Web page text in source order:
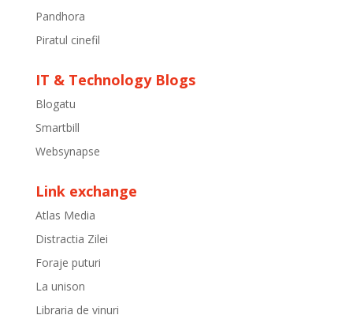
Pandhora
Piratul cinefil
IT & Technology Blogs
Blogatu
Smartbill
Websynapse
Link exchange
Atlas Media
Distractia Zilei
Foraje puturi
La unison
Libraria de vinuri